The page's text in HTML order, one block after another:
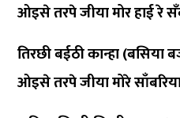
ओइसे तरपे जीया मोर हाई रे
तिरछी बईठी कान्हा (बसिया
ओइसे तरपे जीया मोरे साँबरिया